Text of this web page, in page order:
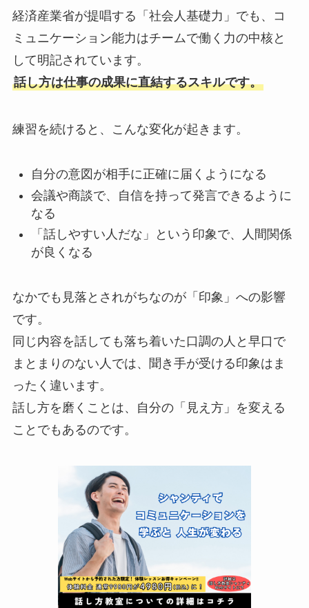
経済産業省が提唱する「社会人基礎力」でも、コ
ミュニケーション能力はチームで働く力の中核と
して明記されています。
話し方は仕事の成果に直結するスキルです。
練習を続けると、こんな変化が起きます。
自分の意図が相手に正確に届くようになる
会議や商談で、自信を持って発言できるように
なる
「話しやすい人だな」という印象で、人間関係
が良くなる
なかでも見落とされがちなのが「印象」への影響
です。
同じ内容を話しても落ち着いた口調の人と早口で
まとまりのない人では、聞き手が受ける印象はま
ったく違います。
話し方を磨くことは、自分の「見え方」を変える
ことでもあるのです。